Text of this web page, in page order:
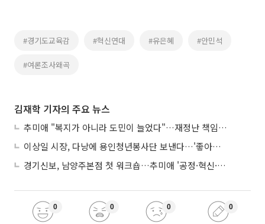
#경기도교육감 #혁신연대 #유은혜 #안민석
#여론조사왜곡
김재학 기자의 주요 뉴스
추미애 "복지가 아니라 도민이 늘었다"…재정난 책임론 정면돌파
이상일 시장, 다낭에 용인청년봉사단 보낸다…'좋아용 거리' 만든다
경기신보, 남양주본점 첫 워크숍…추미애 '공정·혁신·포용' 전면 반영
0 0 0 0